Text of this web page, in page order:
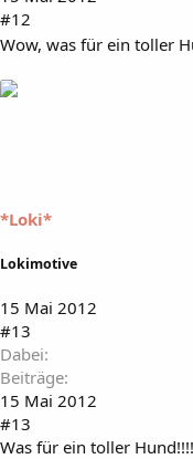
#12
Wow, was für ein toller
*Loki*
Lokimotive
15 Mai 2012
#13
Dabei
Beiträge
15 Mai 2012
#13
Was für ein toller